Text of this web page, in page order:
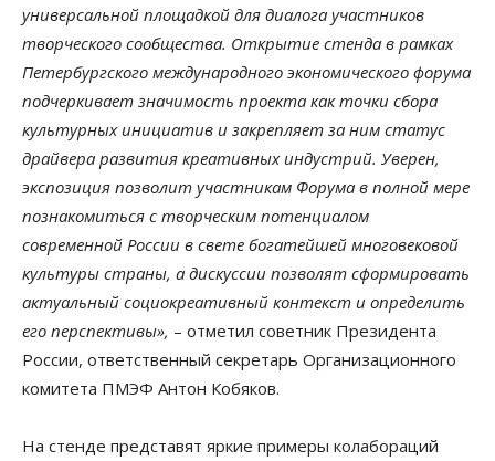
универсальной площадкой для диалога участников
творческого сообщества. Открытие стенда в рамках
Петербургского международного экономического форума
подчеркивает значимость проекта как точки сбора
культурных инициатив и закрепляет за ним статус
драйвера развития креативных индустрий. Уверен,
экспозиция позволит участникам Форума в полной мере
познакомиться с творческим потенциалом
современной России в свете богатейшей многовековой
культуры страны, а дискуссии позволят сформировать
актуальный социокреативный контекст и определить
его перспективы», – отметил советник Президента
России, ответственный секретарь Организационного
комитета ПМЭФ Антон Кобяков.
На стенде представят яркие примеры колабораций